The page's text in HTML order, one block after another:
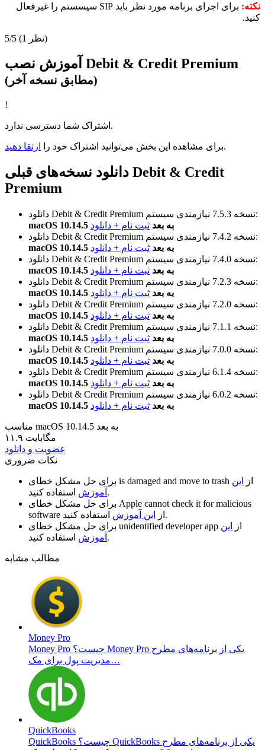
نکته:
برای اجرای برنامه مورد نظر باید SIP سیسستم را غیرفعال
کنید.
5/5 (1 نظر)
آموزش نصب Debit & Credit Premium
(مطابق نسخه آخر)
!
اشتراک شما دسترسی ندارد.
برای مشاهده این بخش می‌توانید اشتراک خود را ارتقا دهید .
دانلود نسخه‌های قبلی Debit & Credit
Premium
دانلود Debit & Credit Premium نسخه 7.5.3نیازمندی سیستم:
macOS 10.14.5 به بعد ثبت نام + دانلود
دانلود Debit & Credit Premium
نسخه 7.4.2نیازمندی سیستم:
macOS 10.14.5 به بعد ثبت نام + دانلود
دانلود Debit & Credit Premium
نسخه 7.4.0نیازمندی سیستم:
macOS 10.14.5 به بعد ثبت نام + دانلود
دانلود Debit & Credit Premium
نسخه 7.2.3نیازمندی سیستم:
macOS 10.14.5 به بعد ثبت نام + دانلود
دانلود Debit & Credit Premium
نسخه 7.2.0نیازمندی سیستم:
macOS 10.14.5 به بعد ثبت نام + دانلود
دانلود Debit & Credit Premium
نسخه 7.1.1نیازمندی سیستم:
macOS 10.14.5 به بعد ثبت نام + دانلود
دانلود Debit & Credit Premium
نسخه 7.0.0نیازمندی سیستم:
macOS 10.14.5 به بعد ثبت نام + دانلود
دانلود Debit & Credit Premium
نسخه 6.1.4نیازمندی سیستم:
macOS 10.14.5 به بعد ثبت نام + دانلود
دانلود Debit & Credit Premium
نسخه 6.0.2نیازمندی سیستم:
macOS 10.14.5 به بعد ثبت نام + دانلود
مناسب macOS 10.14.5 به بعد
۱۱.۹ مگابایت
عضویت و دانلود
نکات ضروری
is damaged and move to trash از
این
آموزش استفاده کنید.
Apple cannot check it for malicious
software
از این آموزش
استفاده کنید.
unidentified developer app از
این
آموزش استفاده کنید.
مطالب مشابه
Money Pro
Money Pro چیست؟ Money Pro یکی از برنامه‌های مطرح
مدیریت پول برای مک…
QuickBooks
QuickBooks چیست؟ QuickBooks یکی از برنامه‌های مطرح